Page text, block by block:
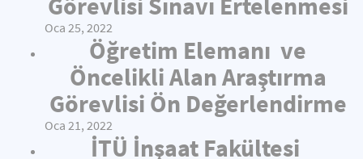
Oca 25, 2022
Öğretim Elemanı ve
Öncelikli Alan Araştırma
Görevlisi Ön Değerlendirme
Oca 21, 2022
İTÜ İnşaat Fakültesi